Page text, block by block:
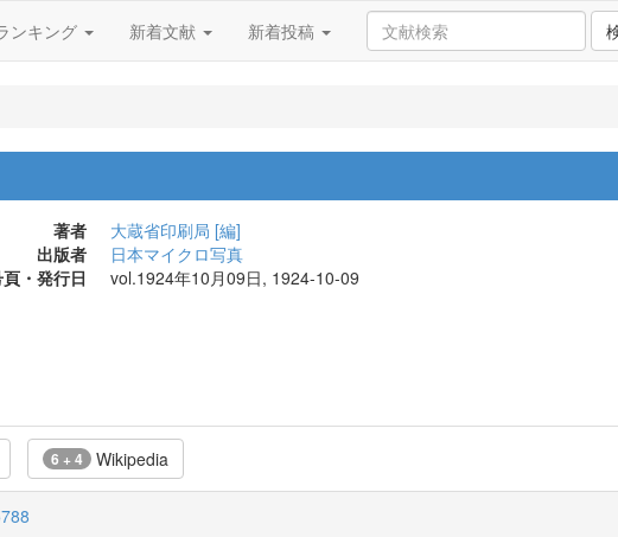
ンキング 新着文献 新着投稿
著者
大蔵省印刷局 [編]
出版者
日本マイクロ写真
・発行日
vol.1924年10月09日, 1924-10-09
6 + 4 Wikipedia